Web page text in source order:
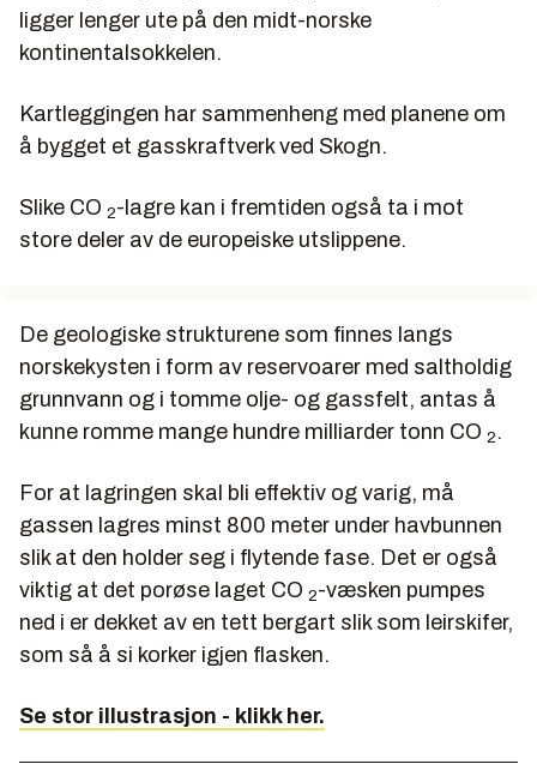
ligger lenger ute på den midt-norske
kontinentalsokkelen.
Kartleggingen har sammenheng med planene om
å bygget et gasskraftverk ved Skogn.
Slike CO 2-lagre kan i fremtiden også ta i mot
store deler av de europeiske utslippene.
De geologiske strukturene som finnes langs
norskekysten i form av reservoarer med saltholdig
grunnvann og i tomme olje- og gassfelt, antas å
kunne romme mange hundre milliarder tonn CO 2 .
For at lagringen skal bli effektiv og varig, må
gassen lagres minst 800 meter under havbunnen
slik at den holder seg i flytende fase. Det er også
viktig at det porøse laget CO 2-væsken pumpes
ned i er dekket av en tett bergart slik som leirskifer,
som så å si korker igjen flasken.
Se stor illustrasjon - klikk her.